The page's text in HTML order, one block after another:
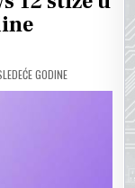
GODINE